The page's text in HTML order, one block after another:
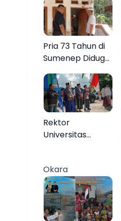
Pria 73 Tahun di
Sumenep Diduga
Sendiri
Rektor
Universitas
KKN Internasional
ke Tanah Suci
dan Jeddah
Okara